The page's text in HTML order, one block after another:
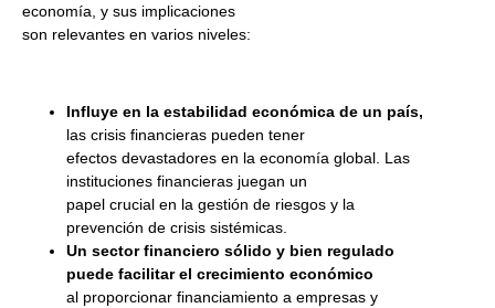
economía, y sus implicaciones
son relevantes en varios niveles:
Influye en la estabilidad económica de un país,
las crisis financieras pueden tener
efectos devastadores en la economía global. Las
instituciones financieras juegan un
papel crucial en la gestión de riesgos y la
prevención de crisis sistémicas.
Un sector financiero sólido y bien regulado
puede facilitar el crecimiento económico
al proporcionar financiamiento a empresas y